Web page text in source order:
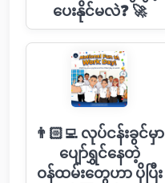
ပေးနိုင်မလဲ❓ 🚀
👨🏻‍💻 လုပ်ငန်းခွင်မှာ
ပျော်ရွှင်နေတဲ့
ဝန်ထမ်းတွေဟာ ပိုပြီး